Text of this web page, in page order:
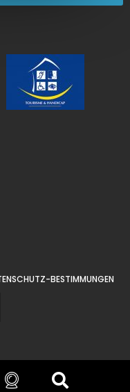
BESTIMMUNGEN